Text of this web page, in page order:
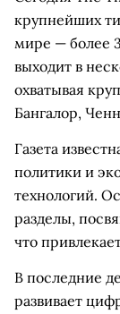
крупнейших
мире — более
выходит в
охватывая
Бангалор,
Газета
политики и
технологий.
разделы,
что
В последние
развивает